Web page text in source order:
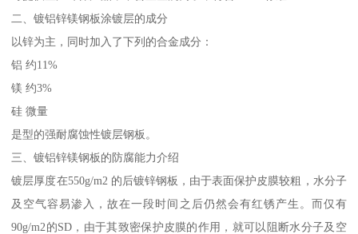
二、镀铝锌镁钢板涂镀层的成分
以锌为主，同时加入了下列的合金成分：
铝 约11%
镁 约3%
硅 微量
是型的强耐腐蚀性镀层钢板。
三、镀铝锌镁钢板的防腐能力介绍
镀层厚度在550g/m2 的后镀锌钢板，由于表面保护皮膜较粗，水分子
及空气容易渗入，故在一段时间之后仍然会有红锈产生。而仅有
90g/m2的SD，由于其致密保护皮膜的作用，就可以阻断水分子及空